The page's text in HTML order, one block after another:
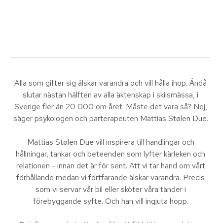
Alla som gifter sig älskar varandra och vill hålla ihop. Ändå
slutar nästan hälften av alla äktenskap i skilsmässa, i
Sverige fler än 20 000 om året. Måste det vara så? Nej,
säger psykologen och parterapeuten Mattias Stølen Due.
Mattias Stølen Due vill inspirera till handlingar och
hållningar, tankar och beteenden som lyfter kärleken och
relationen - innan det är för sent. Att vi tar hand om vårt
förhållande medan vi fortfarande älskar varandra. Precis
som vi servar vår bil eller sköter våra tänder i
förebyggande syfte. Och han vill ingjuta hopp.